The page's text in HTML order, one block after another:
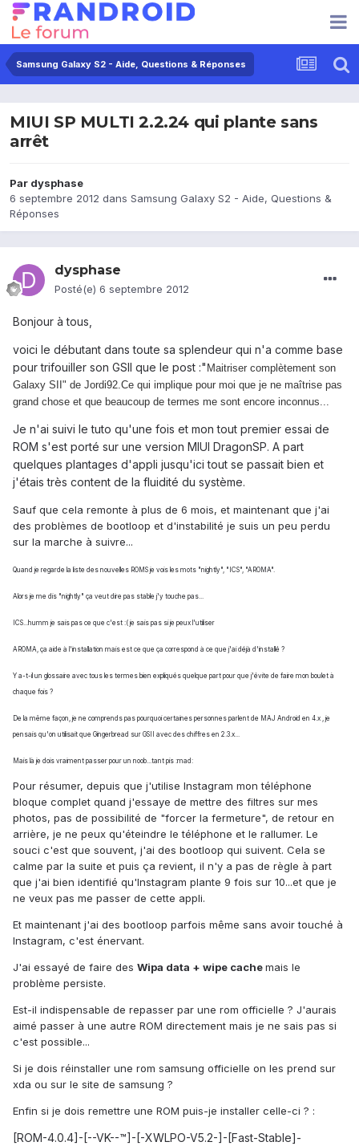
Samsung Galaxy S2 - Aide, Questions & Réponses
MIUI SP MULTI 2.2.24 qui plante sans
arrêt
Par dysphase
6 septembre 2012 dans Samsung Galaxy S2 - Aide, Questions &
Réponses
dysphase
Posté(e) 6 septembre 2012
Bonjour à tous,
voici le débutant dans toute sa splendeur qui n'a comme base
pour trifouiller son GSII que le post :" Maitriser complètement son
Galaxy SII" de Jordi92.Ce qui implique pour moi que je ne maîtrise pas
grand chose et que beaucoup de termes me sont encore inconnus...
Je n'ai suivi le tuto qu'une fois et mon tout premier essai de
ROM s'est porté sur une version MIUI DragonSP. A part
quelques plantages d'appli jusqu'ici tout se passait bien et
j'étais très content de la fluidité du système.
Sauf que cela remonte à plus de 6 mois, et maintenant que j'ai
des problèmes de bootloop et d'instabilité je suis un peu perdu
sur la marche à suivre...
Quand je regarde la liste des nouvelles ROMS je vois les mots "nightly", "ICS", "AROMA".
Alors je me dis "nightly" ça veut dire pas stable j'y touche pas...
ICS...humm je sais pas ce que c'est :( je sais pas si je peux l'utiliser
AROMA, ça aide à l'installation mais est ce que ça correspond à ce que j'ai déjà d'installé ?
Y a-t-il un glossaire avec tous les termes bien expliqués quelque part pour que j'évite de faire mon boulet à
chaque fois ?
De la même façon, je ne comprends pas pourquoi certaines personnes parlent de MAJ Android en 4.x , je
pensais qu'on utilisait que Gingerbread sur GSII avec des chiffres en 2.3.x...
Mais là je dois vraiment passer pour un noob...tant pis :mad:
Pour résumer, depuis que j'utilise Instagram mon téléphone
bloque complet quand j'essaye de mettre des filtres sur mes
photos, pas de possibilité de "forcer la fermeture", de retour en
arrière, je ne peux qu'éteindre le téléphone et le rallumer. Le
souci c'est que souvent, j'ai des bootloop qui suivent. Cela se
calme par la suite et puis ça revient, il n'y a pas de règle à part
que j'ai bien identifié qu'Instagram plante 9 fois sur 10...et que je
ne veux pas me passer de cette appli.
Et maintenant j'ai des bootloop parfois même sans avoir touché à
Instagram, c'est énervant.
J'ai essayé de faire des Wipa data + wipe cachemais le
problème persiste.
Est-il indispensable de repasser par une rom officielle ? J'aurais
aimé passer à une autre ROM directement mais je ne sais pas si
c'est possible...
Si je dois réinstaller une rom samsung officielle on les prend sur
xda ou sur le site de samsung ?
Enfin si je dois remettre une ROM puis-je installer celle-ci ? :
[ROM-4.0.4]-[--VK--™]-[-XWLPO-V5.2-]-[Fast-Stable]-